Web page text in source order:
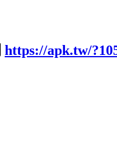
https://apk.tw/